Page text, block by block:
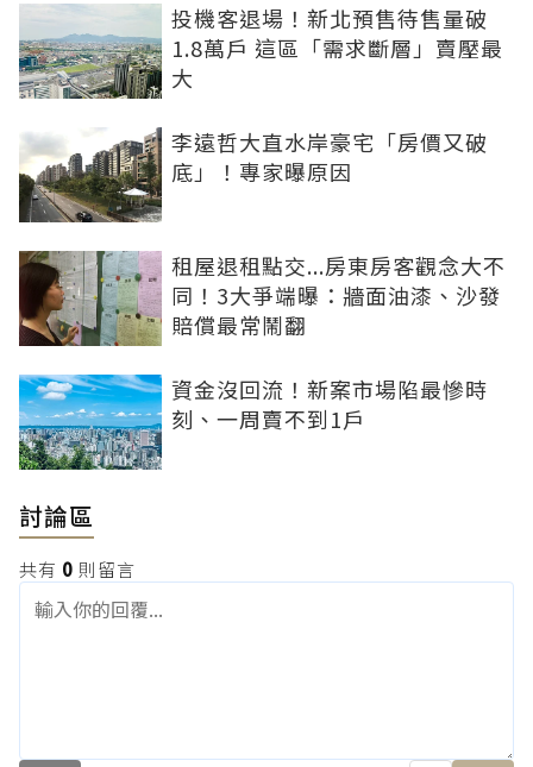
投機客退場！新北預售待售量破
1.8萬戶 這區「需求斷層」賣壓最
大
李遠哲大直水岸豪宅「房價又破
底」！專家曝原因
租屋退租點交...房東房客觀念大不
同！3大爭端曝：牆面油漆、沙發
賠償最常鬧翻
資金沒回流！新案市場陷最慘時
刻、一周賣不到1戶
討論區
共有 0 則留言